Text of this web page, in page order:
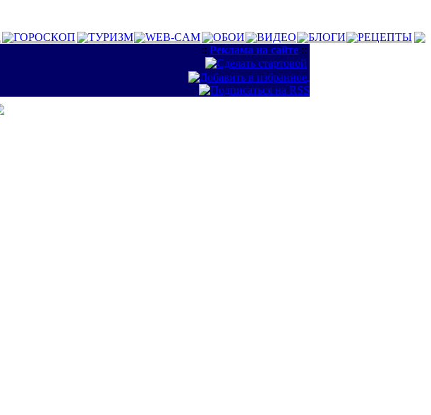
ГОРОСКОП ТУРИЗМ WEB-CAM ОБОИ ВИДЕО БЛОГИ
РЕЦЕПТЫ
:: Реклама на сайте ::